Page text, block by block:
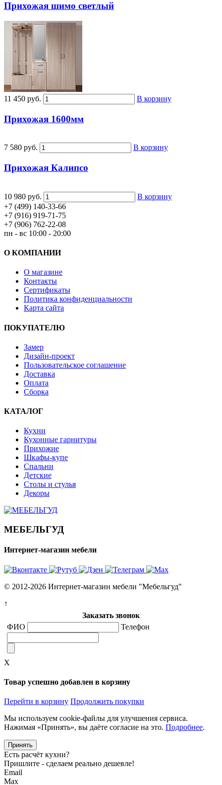
Прихожая шимо светлый
11 450 руб. В корзину
Прихожая 1600мм
7 580 руб. В корзину
Прихожая Калипсо
10 980 руб.
В корзину
+7 (499) 140-33-66
+7 (916) 919-71-75
+7 (906) 762-22-08
пн - вс 10:00 - 20:00
О КОМПАНИИ
О магазине
Контакты
Сертификаты
Политика конфиденциальности
Карта сайта
ПОКУПАТЕЛЮ
Замер
Дизайн-проект
Пользовательское соглашение
Доставка
Оплата
Сборка
КАТАЛОГ
Кухни
Кухонные гарнитуры
Прихожие
Шкафы-купе
Спальни
Детские
Столы и стулья
Декоры
МЕБЕЛЬГУД
Интернет-магазин мебели
© 2012-2026 Интернет-магазин мебели "Мебельгуд"
↑
Заказать звонок
ФИО
Телефон
X
Товар успешно добавлен в корзину
Перейти в корзину Продолжить покупки
Мы используем cookie-файлы для улучшения сервиса.
Нажимая «Принять», вы даёте согласие на это. Подробнее.
Принять
Есть расчёт кухни?
Пришлите - сделаем реально дешевле!
Email
Max